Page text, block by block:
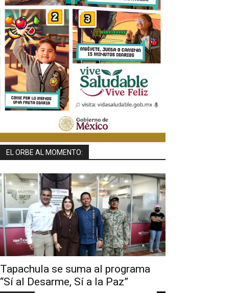
EL ORBE AL MOMENTO:
Tapachula se suma al programa
“Sí al Desarme, Sí a la Paz”